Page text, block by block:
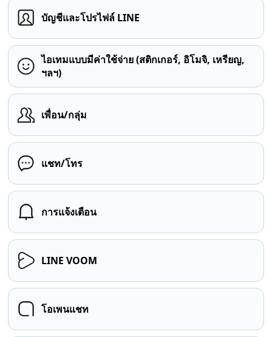
บัญชีและโปรไฟล์ LINE
ไอเทมแบบมีค่าใช้จ่าย (สติกเกอร์, อิโมจิ, เหรียญ,
ฯลฯ)
เพื่อน/กลุ่ม
แชท/โทร
การแจ้งเตือน
LINE VOOM
โอเพนแชท